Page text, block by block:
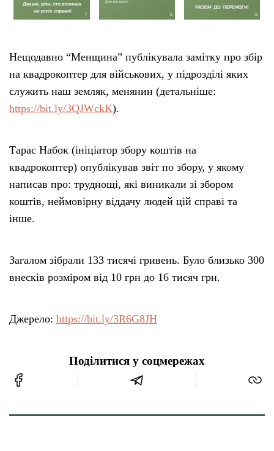
Нещодавно “Менщина” публікувала замітку про збір
на квадрокоптер для військових, у підрозділі яких
служить наш земляк, менянин (детальніше:
https://bit.ly/3QJWckK).
Тарас Набок (ініціатор збору коштів на
квадрокоптер) опублікував звіт по збору, у якому
написав про: труднощі, які виникали зі збором
коштів, неймовірну віддачу людей цій справі та
інше.
Загалом зібрали 133 тисячі гривень. Було близько 300
внесків розміром від 10 грн до 16 тисяч грн.
Джерело: https://bit.ly/3R6G8JH
Поділитися у соцмережах